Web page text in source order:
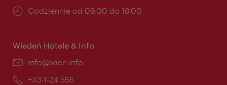
Godziny
Codziennie od 09.00 do 18.00
Wiedeń Hotele & Info
E-
info@wien.info
Telefon:
+43-1-24 555